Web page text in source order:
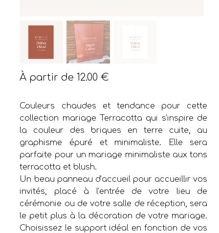
À partir de12.00€
Couleurs chaudes et tendance pour cette
collection mariage Terracotta qui s’inspire de
la couleur des briques en terre cuite, au
graphisme épuré et minimaliste. Elle sera
parfaite pour un mariage minimaliste aux tons
terracotta et blush.
Un beau panneau d’accueil pour accueillir vos
invités, placé à l’entrée de votre lieu de
cérémonie ou de votre salle de réception, sera
le petit plus à la décoration de votre mariage.
Choisissez le support idéal en fonction de vos